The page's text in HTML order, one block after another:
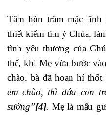
Tâm hồn trầm mặc
thiết kiếm tìm ý Chúa,
tình yêu thương của
thế, khi Mẹ vừa bước
chào, bà đã hoan hỉ thốt
em chào, thì đứa con
sướng”[4]. Mẹ là mẫu